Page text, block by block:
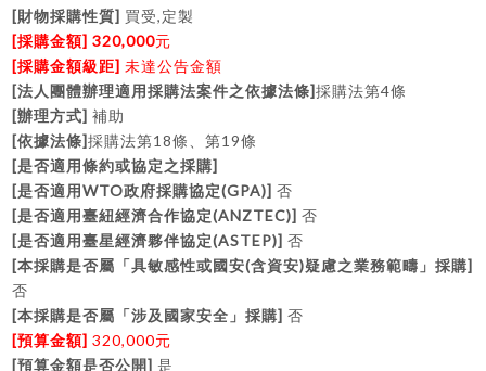
[財物採購性質] 買受, 定製
[採購金額] 320,000元
[採購金額級距] 未達公告金額
[法人團體辦理適用採購法案件之依據法條]採購法第4條
[辦理方式] 補助
[依據法條]採購法第18條、第19條
[是否適用條約或協定之採購]
[是否適用WTO政府採購協定(GPA)] 否
[是否適用臺紐經濟合作協定(ANZTEC)] 否
[是否適用臺星經濟夥伴協定(ASTEP)] 否
[本採購是否屬「具敏感性或國安(含資安)疑慮之業務範疇」採購]
否
[本採購是否屬「涉及國家安全」採購] 否
[預算金額] 320,000元
[預算金額是否公開 ] 是